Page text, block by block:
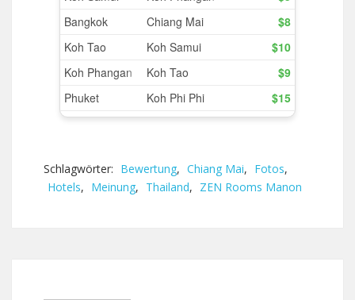
Schlagwörter: Bewertung, Chiang Mai, Fotos,
Hotels, Meinung, Thailand, ZEN Rooms Manon